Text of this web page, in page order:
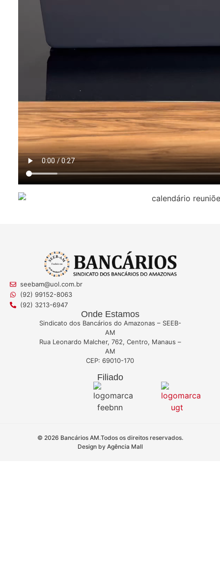
seebam@uol.com.br
(92) 99152-8063
(92) 3213-6947
Onde Estamos
Sindicato dos Bancários do Amazonas – SEEB-
AM
Rua Leonardo Malcher, 762, Centro, Manaus –
AM
CEP: 69010-170
Filiado
© 2026 Bancários AM.Todos os direitos reservados.
Design by Agência Mall